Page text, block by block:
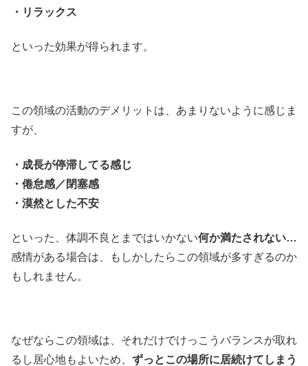
・リラックス
といった効果が得られます。
この領域の活動のデメリットは、あまりないように感じま
すが、
・成長が停滞してる感じ
・倦怠感／閉塞感
・漠然とした不安
といった、体調不良とまではいかない何か満たされない…
感情がある場合は、もしかしたらこの領域が多すぎるのか
もしれません。
なぜならこの領域は、それだけでけっこうバランスが取れ
るし居心地もよいため、 ずっとこの場所に居続けてしまう